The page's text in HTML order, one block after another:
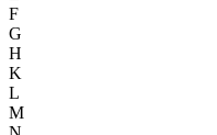
F
G
H
K
L
M